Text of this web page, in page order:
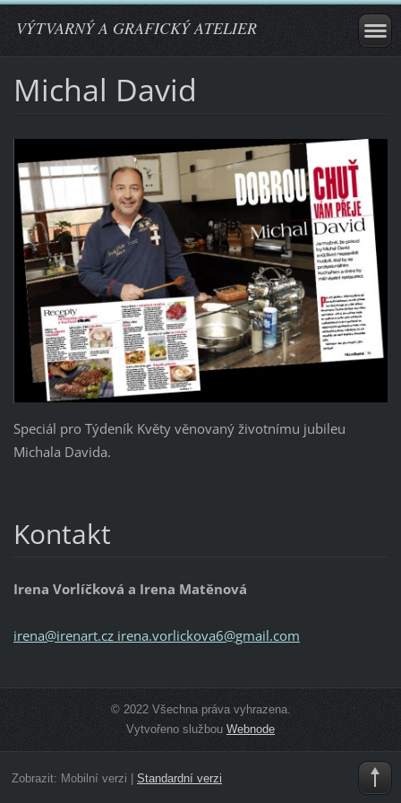
VÝTVARNÝ A GRAFICKÝ ATELIER
Michal David
Speciál pro Týdeník Květy věnovaný životnímu jubileu
Michala Davida.
Kontakt
Irena Vorlíčková a Irena Matěnová
irena@irenart.cz irena.vorlickova6@gmail.com
© 2022 Všechna práva vyhrazena.
Vytvořeno službou Webnode
Zobrazit: Mobilní verzi Standardní verzi